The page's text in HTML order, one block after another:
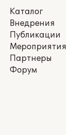
Каталог
Внедрения
Публикации
Мероприятия
Партнеры
Форум